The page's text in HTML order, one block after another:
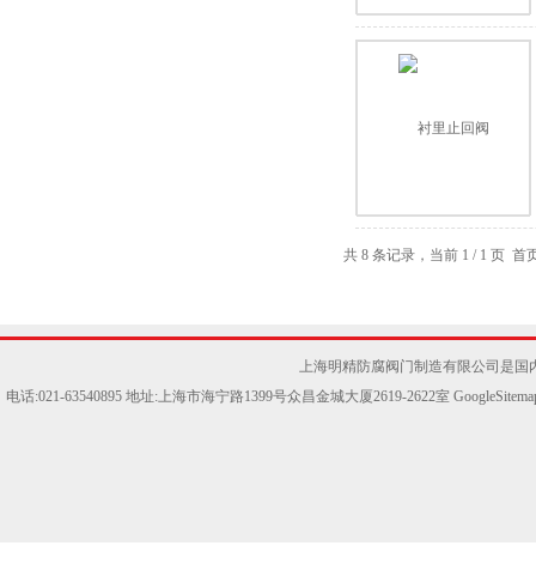
共 8 条记录，当前 1 / 1 页
上海明精防腐阀门制造有限公司是
电话:021-63540895 地址:上海市海宁路1399号众昌金城大厦2619-2622室